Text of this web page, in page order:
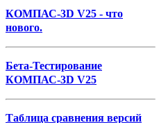
КОМПАС-3D V25 - что
нового.
Бета-Тестирование
КОМПАС-3D V25
Таблица сравнения версий